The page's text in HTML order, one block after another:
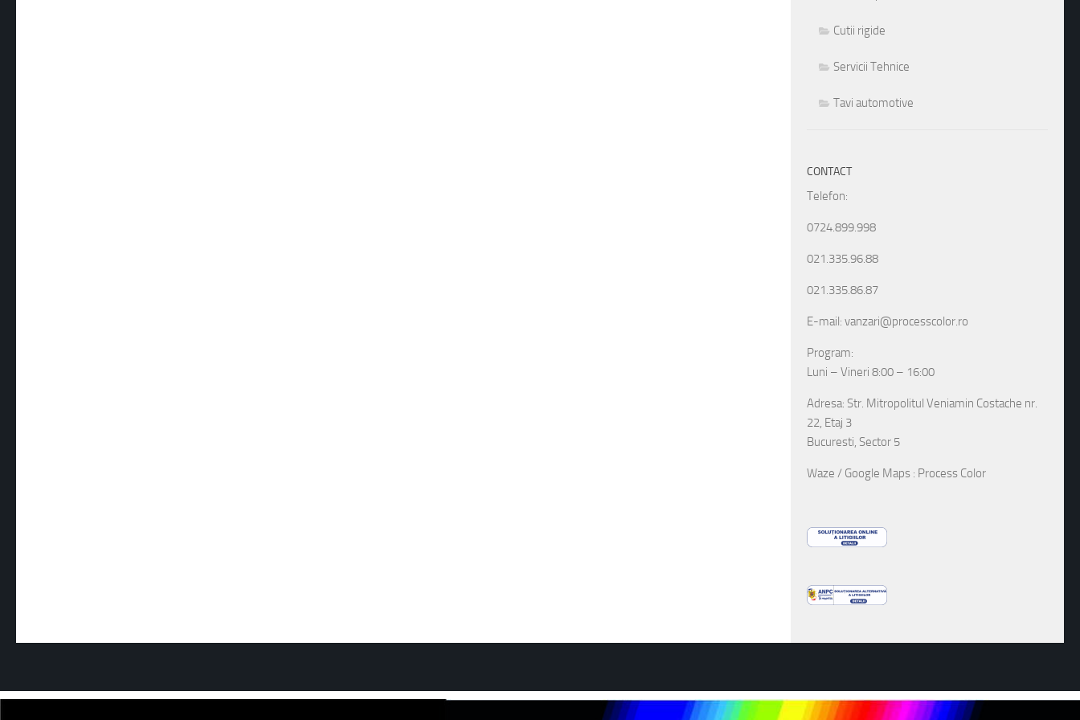
Cutii rigide
Servicii Tehnice
Tavi automotive
CONTACT
Telefon:
0724.899.998
021.335.96.88
021.335.86.87
E-mail: vanzari@processcolor.ro
Program:
Luni – Vineri 8:00 – 16:00
Adresa: Str. Mitropolitul Veniamin Costache nr.
22, Etaj 3
Bucuresti, Sector 5
Waze / Google Maps : Process Color